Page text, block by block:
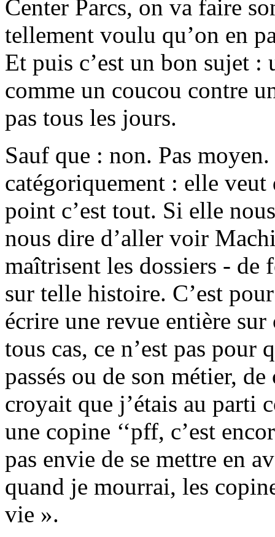
Center Parcs, on va faire
tellement voulu qu’on en
Et puis c’est un bon sujet :
comme un coucou contre
pas tous les jours.
Sauf que : non. Pas
catégoriquement : elle veut
point c’est tout. Si elle
nous dire d’aller voir
maîtrisent les dossiers - de
sur telle histoire. C’est
écrire une revue entière
tous cas, ce n’est pas pour
passés ou de son métier,
croyait que j’étais au parti
une copine ‘‘pff, c’est
pas envie de se mettre en
quand je mourrai, les
vie ».